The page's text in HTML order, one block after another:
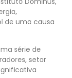
de uma causa
série de
setor